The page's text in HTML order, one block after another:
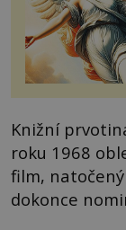
Knižní
roku 1968
film,
dokonce